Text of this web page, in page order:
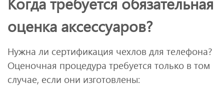
оценка аксессуаров?
Нужна ли сертификация чехлов для телефона?
Оценочная процедура требуется только в том
случае, если они изготовлены: